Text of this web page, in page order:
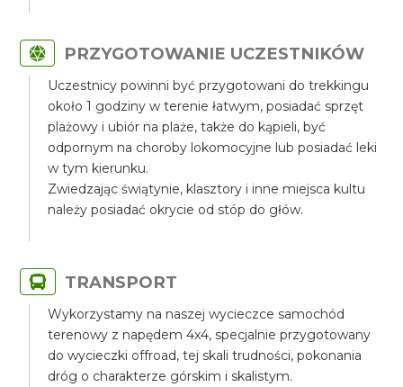
PRZYGOTOWANIE UCZESTNIKÓW
Uczestnicy powinni być przygotowani do trekkingu
około 1 godziny w terenie łatwym, posiadać sprzęt
plażowy i ubiór na plaże, także do kąpieli, być
odpornym na choroby lokomocyjne lub posiadać leki
w tym kierunku.
Zwiedzając świątynie, klasztory i inne miejsca kultu
należy posiadać okrycie od stóp do głów.
TRANSPORT
Wykorzystamy na naszej wycieczce samochód
terenowy z napędem 4x4, specjalnie przygotowany
do wycieczki offroad, tej skali trudności, pokonania
dróg o charakterze górskim i skalistym.